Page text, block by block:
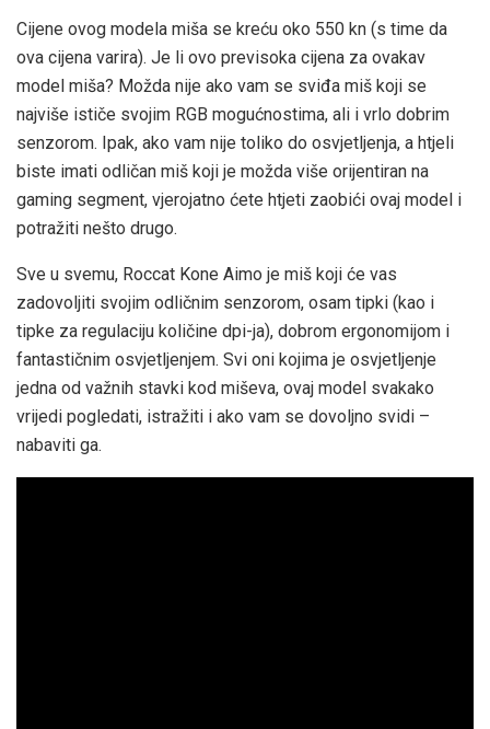
Cijene ovog modela miša se kreću oko 550 kn (s time da
ova cijena varira). Je li ovo previsoka cijena za ovakav
model miša? Možda nije ako vam se sviđa miš koji se
najviše ističe svojim RGB mogućnostima, ali i vrlo dobrim
senzorom. Ipak, ako vam nije toliko do osvjetljenja, a htjeli
biste imati odličan miš koji je možda više orijentiran na
gaming segment, vjerojatno ćete htjeti zaobići ovaj model i
potražiti nešto drugo.
Sve u svemu, Roccat Kone Aimo je miš koji će vas
zadovoljiti svojim odličnim senzorom, osam tipki (kao i
tipke za regulaciju količine dpi-ja), dobrom ergonomijom i
fantastičnim osvjetljenjem. Svi oni kojima je osvjetljenje
jedna od važnih stavki kod miševa, ovaj model svakako
vrijedi pogledati, istražiti i ako vam se dovoljno svidi –
nabaviti ga.